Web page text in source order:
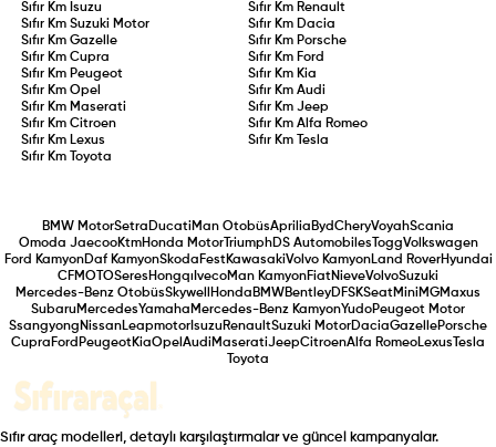
Sıfır Km Isuzu Sıfır Km Renault
Sıfır KmSuzuki Motor Sıfır Km Dacia
Sıfır KmGazelle Sıfır Km Porsche
Sıfır KmCupra Sıfır Km Ford
Sıfır Km Peugeot Sıfır Km Kia
Sıfır KmOpel Sıfır Km Audi
Sıfır Km Maserati Sıfır Km Jeep
Sıfır KmCitroen Sıfır Km Alfa Romeo
Sıfır Km Lexus Sıfır Km
Tesla
Sıfır Km
Toyota
BMW MotorSetra Ducati Man OtobüsAprilia BydCheryVoyahScania
Omoda JaecooKtmHonda MotorTriumphDS Automobiles ToggVolkswagen
Ford KamyonDaf KamyonSkoda FestKawasakiVolvo KamyonLand RoverHyundai
CFMOTOSeres Hongqı IvecoMan KamyonFiatNieveVolvoSuzuki
Mercedes-Benz OtobüsSkywell Honda BMW BentleyDFSKSeatMini MGMaxus
SubaruMercedesYamaha Mercedes-Benz KamyonYudoPeugeot Motor
Ssangyong NissanLeapmotor IsuzuRenaultSuzuki MotorDaciaGazellePorsche
Cupra Ford PeugeotKiaOpel Audi MaseratiJeepCitroenAlfa RomeoLexus Tesla
Toyota
Sıfır araç modelleri, detaylı karşılaştırmalar ve güncel kampanyalar.